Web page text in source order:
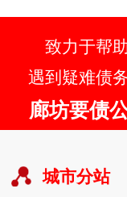
致力于帮
遇到疑难债
廊坊要债
城市分站